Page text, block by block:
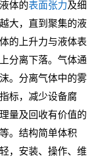
体的表面张力及细
大，直到聚集的液
的上升力与液体表
分离下落。气体通
。分离气体中的雾
标，减少设备腐
量及回收有价值的
。结构简单体积
，安装、操作、维